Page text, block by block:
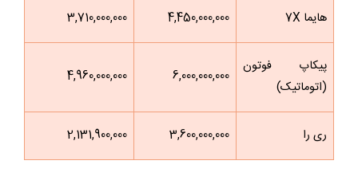
هایما 7X 4,450,000,000
3,710,000,000
پیکاپ فوتون
(اتوماتیک)
6,000,000,000
4,960,000,000
ری را 3,600,000,000
2,131,900,000